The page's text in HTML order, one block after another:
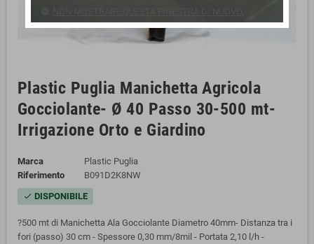
Plastic Puglia Manichetta Agricola
Gocciolante- Ø 40 Passo 30-500 mt-
Irrigazione Orto e Giardino
Marca
Plastic Puglia
Riferimento
B091D2K8NW
check DISPONIBILE
?500 mt di Manichetta Ala Gocciolante Diametro 40mm- Distanza tra i
fori (passo) 30 cm - Spessore 0,30 mm/8mil - Portata 2,10 l/h -